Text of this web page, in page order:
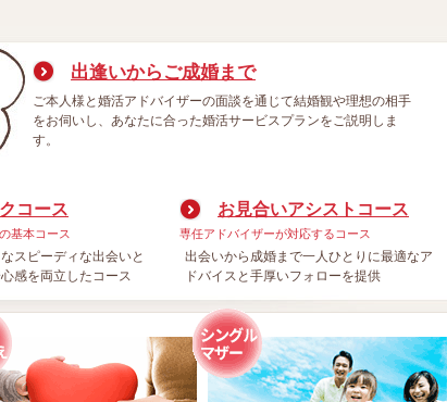
コース
基本コース
スピーディな出会いと
感を両立したコース
出逢いからご成婚まで
ご本人様と婚活アドバイザーの面談を通じて結婚観や理想の相手
をお伺いし、あなたに合った婚活サービスプランをご説明しま
す。
お見合いアシストコース
専任アドバイザーが対応するコース
出会いから成婚まで一人ひとりに最適なア
ドバイスと手厚いフォローを提供